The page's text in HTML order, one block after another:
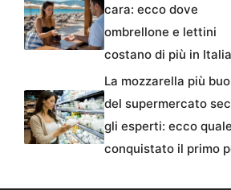
cara: ecco dove
ombrellone e lettini
costano di più in Italia
La mozzarella più
del supermercato
gli esperti: ecco
conquistato il primo